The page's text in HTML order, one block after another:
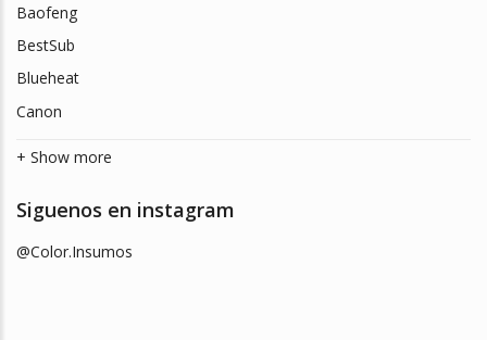
Baofeng
BestSub
Blueheat
Canon
+ Show more
Siguenos en instagram
@Color.Insumos